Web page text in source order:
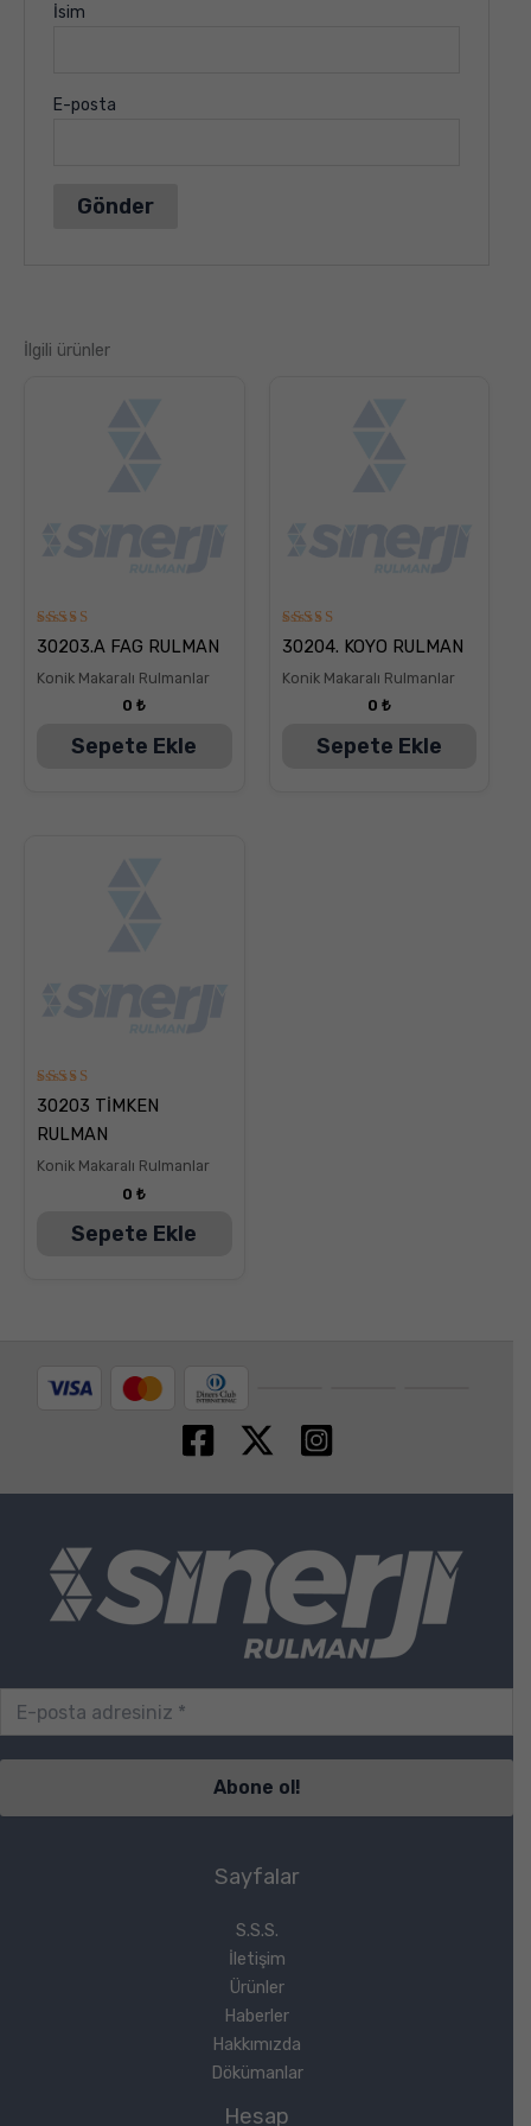
İsim
E-posta
İlgili ürünler
5
üzerinden
oy aldı
30203.A FAG RULMAN
Konik Makaralı Rulmanlar
0₺
Sepete Ekle
5
üzerinden
oy aldı
30204. KOYO RULMAN
Konik Makaralı Rulmanlar
0 ₺
Sepete Ekle
5
üzerinden
5.00
oy aldı
30203 TİMKEN
RULMAN
Konik Makaralı Rulmanlar
0₺
Sepete Ekle
Sayfalar
S.S.S.
İletişim
Ürünler
Haberler
Hakkımızda
Dökümanlar
Hesap